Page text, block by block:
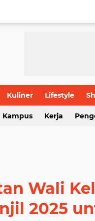
Kuliner Lifestyle
Kampus Kerja
Wali
2025